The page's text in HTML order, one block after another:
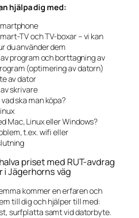
hjälpa dig med:
TV och TV-boxar – vi kan
du använder dem
program och borttagning av
(optimering av datorn)
av dator
skrivare
ska man köpa?
Mac, Linux eller Windows?
t.ex. wifi eller
priset med RUT-avdrag
i Jägerhorns väg
kommer en erfaren och
till dig och hjälper till med:
surfplatta samt vid datorbyte.